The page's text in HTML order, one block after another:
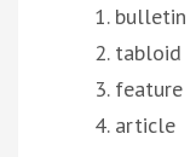
bulletin
tabloid
feature
article